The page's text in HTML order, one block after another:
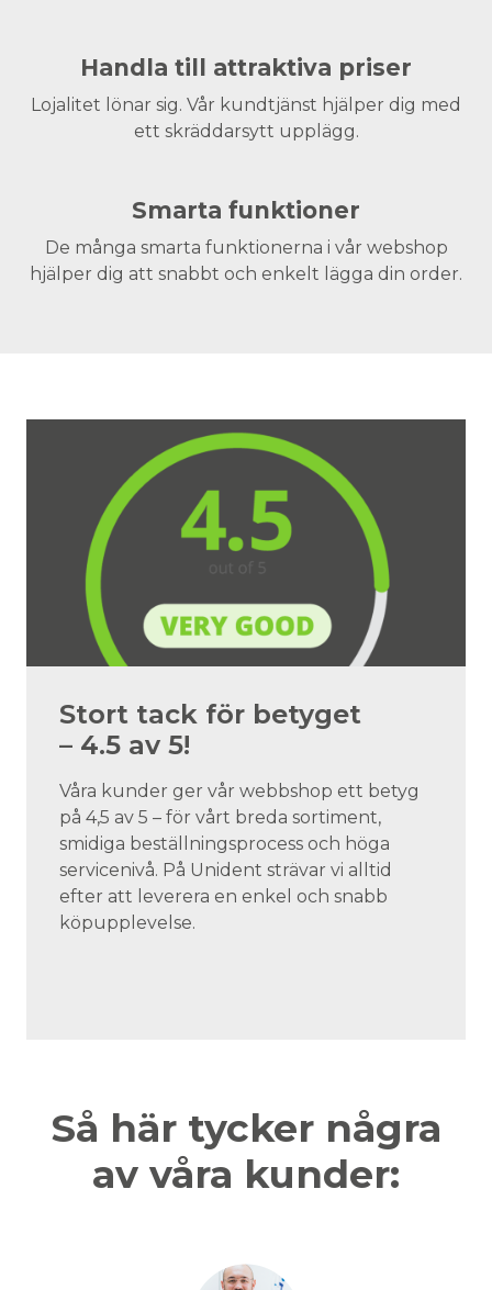
Handla till attraktiva priser
Lojalitet lönar sig. Vår kundtjänst hjälper dig med
ett skräddarsytt upplägg.
Smarta funktioner
De många smarta funktionerna i vår webshop
hjälper dig att snabbt och enkelt lägga din order.
Stort tack för betyget
– 4.5 av 5!
Våra kunder ger vår webbshop ett betyg
på 4,5 av 5 – för vårt breda sortiment,
smidiga beställningsprocess och höga
servicenivå. På Unident strävar vi alltid
efter att leverera en enkel och snabb
köpupplevelse.
Så här tycker några
av våra kunder: